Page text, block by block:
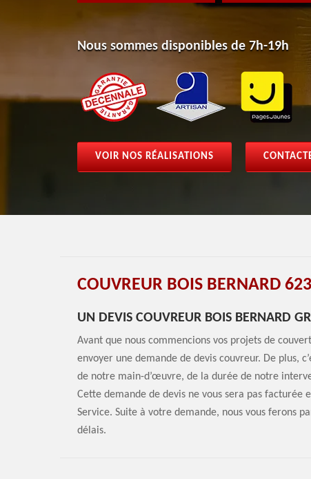
Nous sommes disponibles de 7h-19h
VOIR NOS RÉALISATIONS
COUVREUR BOIS BERNARD
UN DEVIS COUVREUR BOIS BERNARD
Avant que nous commencions vos projets de
envoyer une demande de devis couvreur. De plus,
de notre main-d’œuvre, de la durée de notre
Cette demande de devis ne vous sera pas facturée
Service. Suite à votre demande, nous vous ferons
délais.